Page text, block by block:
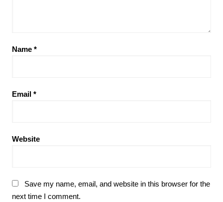
Name *
Email *
Website
Save my name, email, and website in this browser for the
next time I comment.